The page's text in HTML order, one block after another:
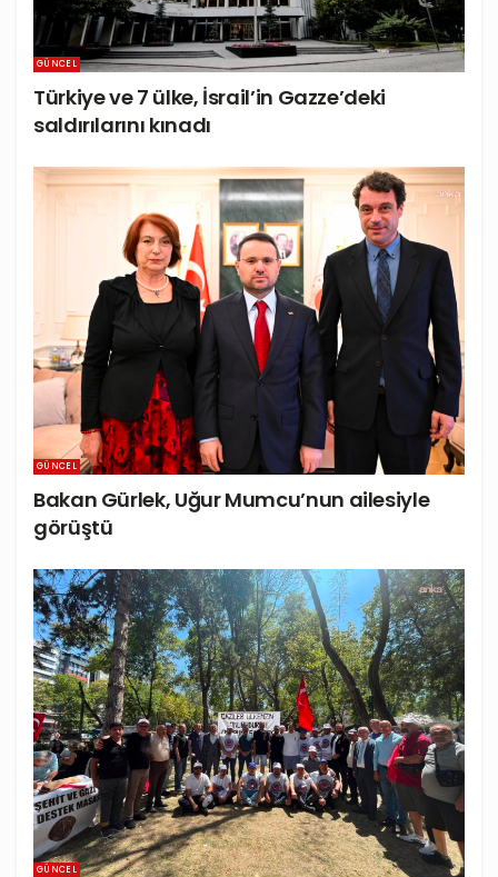
GÜNCEL
Türkiye ve 7 ülke, İsrail’in Gazze’deki
saldırılarını kınadı
GÜNCEL
Bakan Gürlek, Uğur Mumcu’nun ailesiyle
görüştü
GÜNCEL